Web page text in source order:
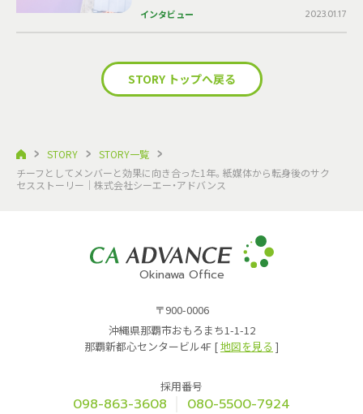
インタビュー 2023.01.17
STORY トップへ戻る
STORY
STORY一覧
チーフとしてメンバーと効果に向き合った1年。紙媒体から転身後のサク
セスストーリー｜株式会社シーエー・アドバンス
Okinawa Office
〒900-0006
沖縄県那覇市おもろまち1-1-12
那覇新都心センタービル4F [地図を見る ]
採用番号
098-863-3608 080-5500-7924